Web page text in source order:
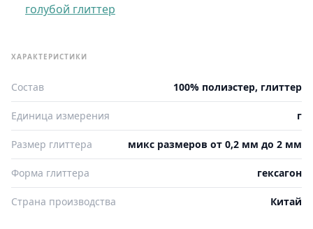
голубой глиттер
ХАРАКТЕРИСТИКИ
Состав 100% полиэстер, глиттер
Единица измерения г
Размер глиттера микс размеров от 0,2 мм до 2 мм
Форма глиттера гексагон
Страна производства Китай